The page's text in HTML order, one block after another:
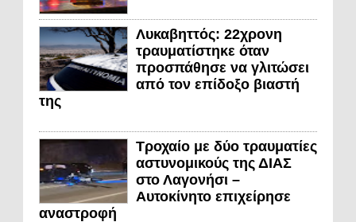
Λυκαβηττός: 22χρονη
τραυματίστηκε όταν
προσπάθησε να γλιτώσει
από τον επίδοξο βιαστή
της
Τροχαίο με δύο τραυματίες
αστυνομικούς της ΔΙΑΣ
στο Λαγονήσι –
Αυτοκίνητο επιχείρησε
αναστροφή